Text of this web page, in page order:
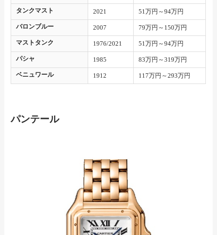
タンクマスト 2021 51万円～94万円
バロンブルー 2007 79万円～150万円
マストタンク 1976/2021 51万円～94万円
パシャ 1985 83万円～319万円
ベニュワール 1912 117万円～293万円
パンテール